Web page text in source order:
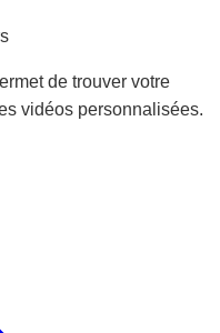
de trouver votre
vidéos personnalisées.